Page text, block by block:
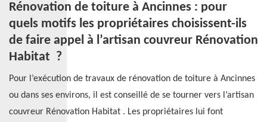
Rénovation de toiture à Ancinnes : pour
quels motifs les propriétaires choisissent-ils
de faire appel à l’artisan couvreur Rénovation
Habitat ?
Pour l’exécution de travaux de rénovation de toiture à Ancinnes
ou dans ses environs, il est conseillé de se tourner vers l’artisan
couvreur Rénovation Habitat . Les propriétaires lui font